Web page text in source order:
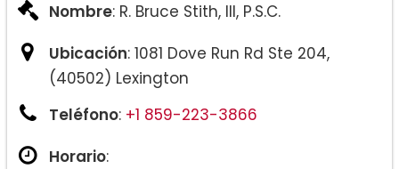
Nombre: R. Bruce Stith, III, P.S.C.
Ubicación: 1081 Dove Run Rd Ste 204,
(40502) Lexington
Teléfono: +1 859-223-3866
Horario: